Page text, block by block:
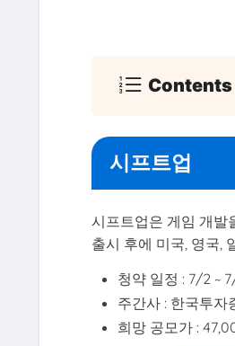
Contents
시프트업
시프트업은 게임 개발
출시 후에 미국, 영국,
청약 일정 : 7/2 ~
주간사 : 한국투자
희망 공모가 :